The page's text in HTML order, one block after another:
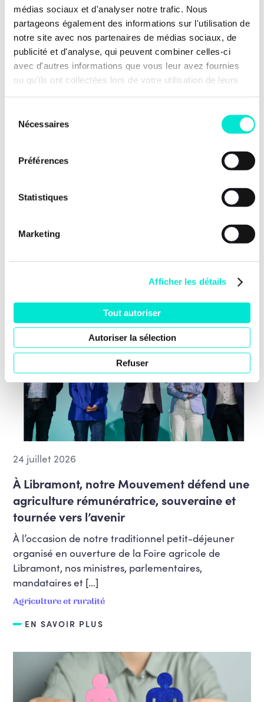
médias sociaux et d'analyser notre trafic. Nous
partageons également des informations sur l'utilisation de
notre site avec nos partenaires de médias sociaux, de
publicité et d'analyse, qui peuvent combiner celles-ci
avec d'autres informations que vous leur avez fournies
ou qu'ils ont collectées lors de votre utilisation de leurs
Nécessaires
Préférences
Statistiques
Marketing
Afficher les détails
Tout autoriser
Autoriser la sélection
Refuser
Nos dernières news
24 juillet 2026
À Libramont, notre Mouvement défend une
agriculture rémunératrice, souveraine et
tournée vers l’avenir
À l’occasion de notre traditionnel petit-déjeuner
organisé en ouverture de la Foire agricole de
Libramont, nos ministres, parlementaires,
mandataires et […]
Agriculture et ruralité
EN SAVOIR PLUS